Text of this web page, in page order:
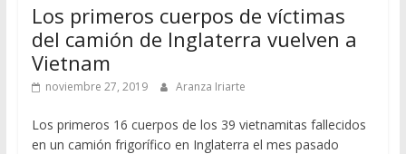
Los primeros cuerpos de víctimas
del camión de Inglaterra vuelven a
Vietnam
noviembre 27, 2019 Aranza Iriarte
Los primeros 16 cuerpos de los 39 vietnamitas fallecidos
en un camión frigorífico en Inglaterra el mes pasado